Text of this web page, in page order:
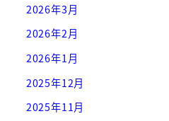
2026年3月
2026年2月
2026年1月
2025年12月
2025年11月